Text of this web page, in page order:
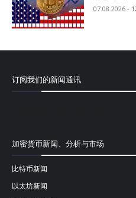
07.08.2026 -
订阅我们的新闻通讯
加密货币新闻、分析与市场
比特币新闻
以太坊新闻